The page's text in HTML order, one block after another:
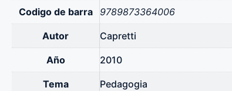
Codigo de barra 9789873364006
Autor Capretti
Año 2010
Tema Pedagogia